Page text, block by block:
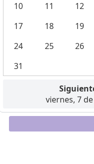
10
11 12
17
18 19
24
25 26
31
viernes, 7